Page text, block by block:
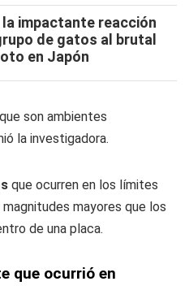
la impactante reacción
de gatos al brutal
en Japón
son ambientes
la investigadora.
que ocurren en los límites
mayores que los
de una placa.
que ocurrió en